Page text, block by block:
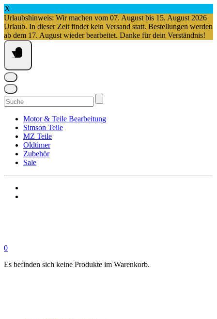
X
Urlaubshinweis: Wir machen vom 07. August bis 15. August 2026
Urlaub. In dieser Zeit findet kein Versand statt. Bestellungen werden
ab dem 17. August wieder bearbeitet. Danke für dein Verständnis!
Springe
zum
Inhalt
Suchen
nach:
Motor & Teile Bearbeitung
Simson Teile
MZ Teile
Oldtimer
Zubehör
Sale
0
Es befinden sich keine Produkte im Warenkorb.